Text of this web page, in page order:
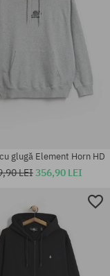
glugă Element Horn HD
LEI356,90 LEI